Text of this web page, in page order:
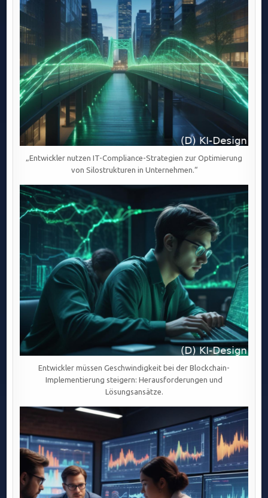
„Entwickler nutzen IT-Compliance-Strategien zur Optimierung
von Silostrukturen in Unternehmen.“
Entwickler müssen Geschwindigkeit bei der Blockchain-
Implementierung steigern: Herausforderungen und
Lösungsansätze.